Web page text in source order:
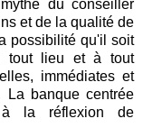
du conseiller
et de la qualité de
possibilité qu'il soit
tout lieu et à tout
immédiates et
La banque centrée
à la réflexion de